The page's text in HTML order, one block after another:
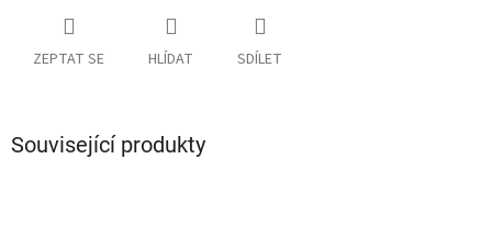
ZEPTAT SE HLÍDAT SDÍLET
Související produkty